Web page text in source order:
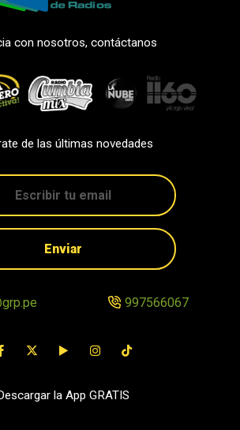
con nosotros, contáctanos
de las últimas novedades
Enviar
997566067
Descargar la App GRATIS